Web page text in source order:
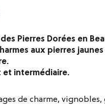
Pierres Dorées en
aux pierres
intermédiaire.
de charme,